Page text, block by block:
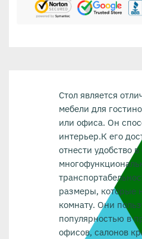
Стол является
мебели для
или офиса. Он
интерьер.К его
отнести удобство
размеры, которые
комнату. Они
популярностью в
офисов, салонов